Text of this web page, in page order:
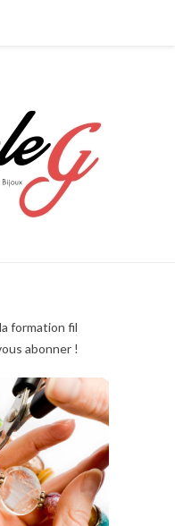
formation fil
abonner !